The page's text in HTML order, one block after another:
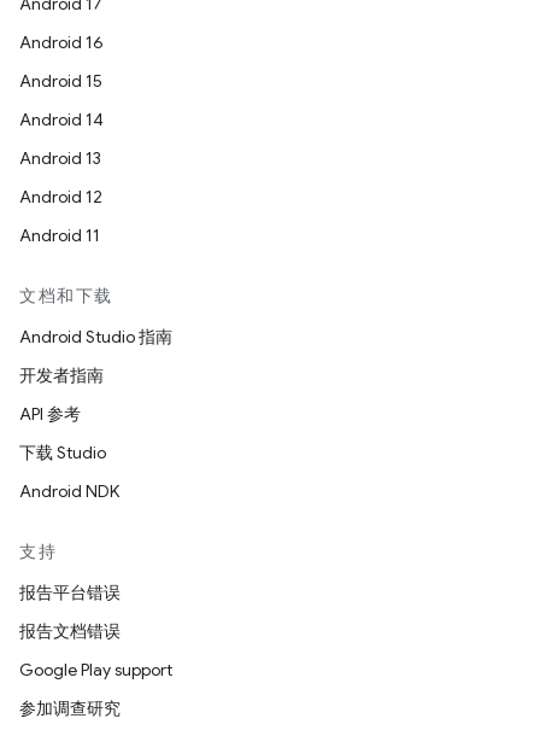
Android 16
Android 15
Android 14
Android 13
Android 12
Android 11
文档和下载
Android Studio 指南
开发者指南
API 参考
下载 Studio
Android NDK
支持
报告平台错误
报告文档错误
Google Play support
参加调查研究